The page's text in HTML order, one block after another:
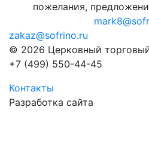
пожелания,
zakaz@sofrino.ru
© 2026 Церковный
+7 (499) 550-44-45
Контакты
Разработка сайта